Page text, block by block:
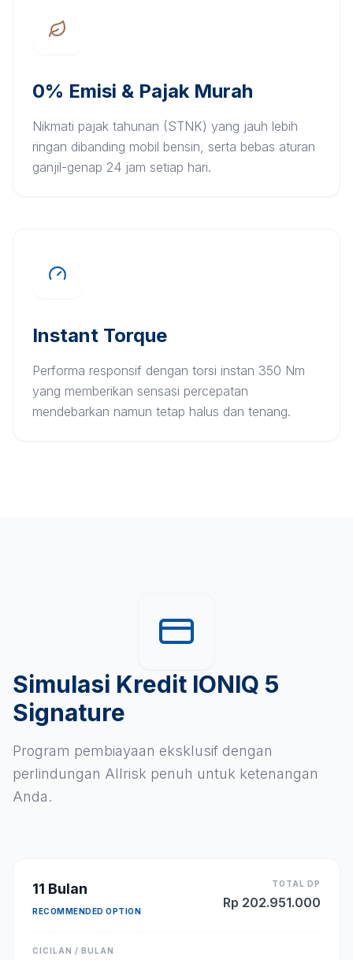
0% Emisi & Pajak Murah
Nikmati pajak tahunan (STNK) yang jauh lebih
ringan dibanding mobil bensin, serta bebas aturan
ganjil-genap 24 jam setiap hari.
Instant Torque
Performa responsif dengan torsi instan 350 Nm
yang memberikan sensasi percepatan
mendebarkan namun tetap halus dan tenang.
Simulasi Kredit IONIQ 5
Signature
Program pembiayaan eksklusif dengan
perlindungan Allrisk penuh untuk ketenangan
Anda.
11 Bulan
RECOMMENDED OPTION
TOTAL DP
Rp 202.951.000
CICILAN / BULAN